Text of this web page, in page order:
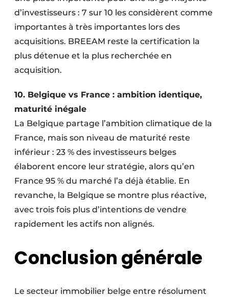
d’investisseurs : 7 sur 10 les considèrent comme
importantes à très importantes lors des
acquisitions. BREEAM reste la certification la
plus détenue et la plus recherchée en
acquisition.
10. Belgique vs France : ambition identique,
maturité inégale
La Belgique partage l’ambition climatique de la
France, mais son niveau de maturité reste
inférieur : 23 % des investisseurs belges
élaborent encore leur stratégie, alors qu’en
France 95 % du marché l’a déjà établie. En
revanche, la Belgique se montre plus réactive,
avec trois fois plus d’intentions de vendre
rapidement les actifs non alignés.
Conclusion générale
Le secteur immobilier belge entre résolument